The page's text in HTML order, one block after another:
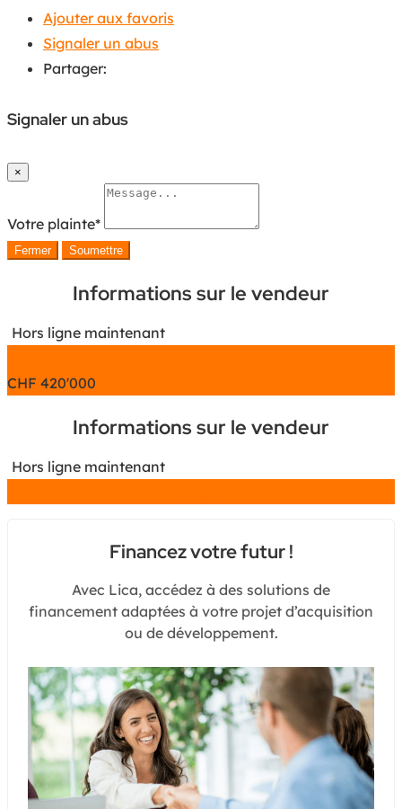
Ajouter aux favoris
Signaler un abus
Partager:
Signaler un abus
×
Votre plainte*
Fermer Soumettre
Informations sur le vendeur
Hors ligne maintenant
CHF 420'000
Informations sur le vendeur
Hors ligne maintenant
Financez votre futur !
Avec Lica, accédez à des solutions de
financement adaptées à votre projet d’acquisition
ou de développement.